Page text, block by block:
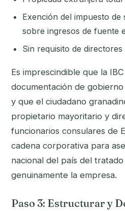
Exención del impuesto de
sobre ingresos de fuente
Sin requisito de
Es imprescindible que la
documentación de
y que el ciudadano
propietario mayoritario y
funcionarios consulares de
cadena corporativa para
nacional del país del
genuinamente la empresa.
Paso 3: Estructurar y